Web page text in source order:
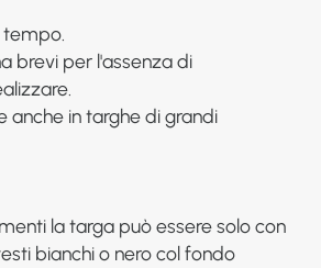
brevi per l'assenza di
anche in targhe di grandi
la targa può essere solo con
bianchi o nero col fondo